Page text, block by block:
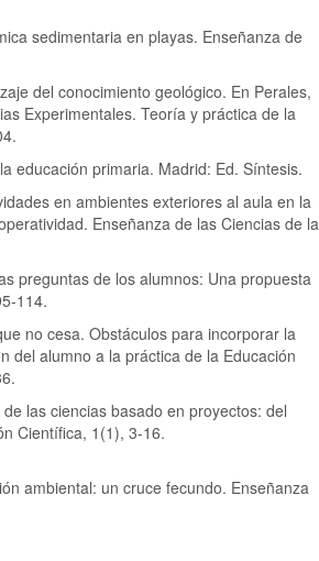
sedimentaria en playas. Enseñanza de
del conocimiento geológico. En Perales,
Experimentales. Teoría y práctica de la
educación primaria. Madrid: Ed. Síntesis.
en ambientes exteriores al aula en la
Enseñanza de las Ciencias de la
preguntas de los alumnos: Una propuesta
114.
no cesa. Obstáculos para incorporar la
del alumno a la práctica de la Educación
las ciencias basado en proyectos: del
Científica, 1(1), 3-16.
ambiental: un cruce fecundo. Enseñanza